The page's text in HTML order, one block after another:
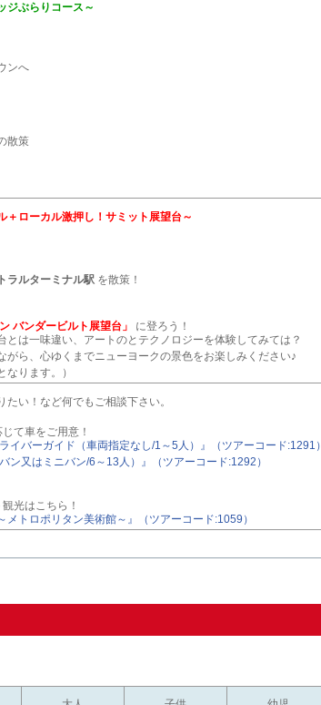
ぶらりコース～
ンへ
散策
ローカル激押し！サミット展望台～
ラルターミナル駅を散策！
バンダービルト展望台」
に登ろう！
とは一味違い、アートのとテクノロジーを体験してみては？
がら、心ゆくまでニューヨークの景色をお楽しみください♪
なります。）
い！など何でもご相談下さい。
て車をご用意！
イバーガイド（車両指定なし/1～5人）』（ツアーコード:1291）
ン又はミニバン/6～13人）』（ツアーコード:1292）
光はこちら！
トロポリタン美術館～』（ツアーコード:1059）